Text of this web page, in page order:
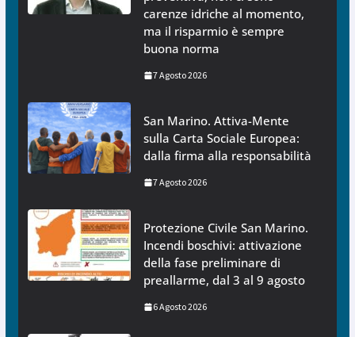
carenze idriche al momento,
ma il risparmio è sempre
buona norma
7 Agosto 2026
San Marino. Attiva-Mente
sulla Carta Sociale Europea:
dalla firma alla responsabilità
7 Agosto 2026
Protezione Civile San Marino.
Incendi boschivi: attivazione
della fase preliminare di
preallarme, dal 3 al 9 agosto
6 Agosto 2026